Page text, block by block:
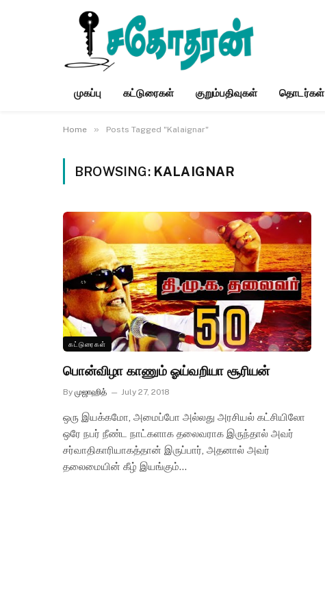
முகப்பு கட்டுரைகள் குறும்பதிவுகள் தொடர்கள்
Home » Posts Tagged "Kalaignar"
BROWSING: KALAIGNAR
கட்டுரைகள்
பொன்விழா காணும் ஓய்வறியா சூரியன்
By முஜாஹித் July 27, 2018
ஒரு இயக்கமோ, அமைப்போ அல்லது அரசியல் கட்சியிலோ
ஒரே நபர் நீண்ட நாட்களாக தலைவராக இருந்தால் அவர்
சர்வாதிகாரியாகத்தான் இருப்பார், அதனால் அவர்
தலைமையின் கீழ் இயங்கும்…